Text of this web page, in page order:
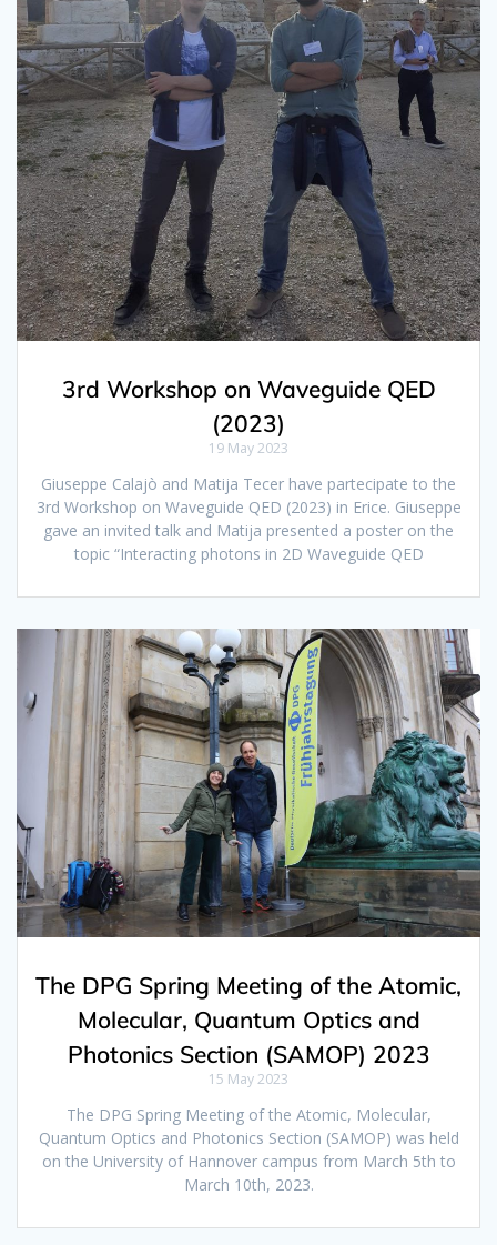
3rd Workshop on Waveguide QED
(2023)
19 May 2023
Giuseppe Calajò and Matija Tecer have partecipate to the
3rd Workshop on Waveguide QED (2023) in Erice. Giuseppe
gave an invited talk and Matija presented a poster on the
topic “Interacting photons in 2D Waveguide QED
The DPG Spring Meeting of the Atomic,
Molecular, Quantum Optics and
Photonics Section (SAMOP) 2023
15 May 2023
The DPG Spring Meeting of the Atomic, Molecular,
Quantum Optics and Photonics Section (SAMOP) was held
on the University of Hannover campus from March 5th to
March 10th, 2023.